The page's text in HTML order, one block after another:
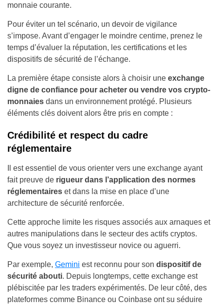
monnaie courante.
Pour éviter un tel scénario, un devoir de vigilance
s’impose. Avant d’engager le moindre centime, prenez le
temps d’évaluer la réputation, les certifications et les
dispositifs de sécurité de l’échange.
La première étape consiste alors à choisir une exchange
digne de confiance pour acheter ou vendre vos crypto-
monnaies dans un environnement protégé. Plusieurs
éléments clés doivent alors être pris en compte :
Crédibilité et respect du cadre
réglementaire
Il est essentiel de vous orienter vers une exchange ayant
fait preuve de rigueur dans l’application des normes
réglementaires et dans la mise en place d’une
architecture de sécurité renforcée.
Cette approche limite les risques associés aux arnaques et
autres manipulations dans le secteur des actifs cryptos.
Que vous soyez un investisseur novice ou aguerri.
Par exemple, Gemini est reconnu pour son dispositif de
sécurité abouti. Depuis longtemps, cette exchange est
plébiscitée par les traders expérimentés. De leur côté, des
plateformes comme Binance ou Coinbase ont su séduire